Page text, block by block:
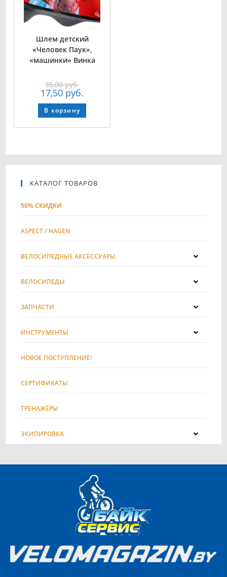
Шлем детский
«Человек Паук»,
«машинки» Винка
35,00руб.
17,50руб.
В корзину
КАТАЛОГ ТОВАРОВ
50% СКИДКИ
ASPECT / HAGEN
ВЕЛОСИПЕДНЫЕ АКСЕССУАРЫ
ВЕЛОСИПЕДЫ
ЗАПЧАСТИ
ИНСТРУМЕНТЫ
НОВОЕ ПОСТУПЛЕНИЕ!
СЕРТИФИКАТЫ
ТРЕНАЖЁРЫ
ЭКИПИРОВКА